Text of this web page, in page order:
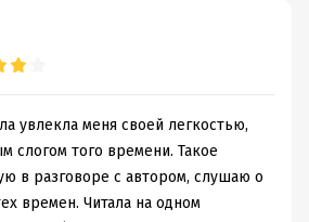
увлекла меня своей легкостью,
слогом того времени. Такое
в разговоре с автором, слушаю о
времен. Читала на одном